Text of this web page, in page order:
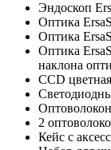
Эндоскоп
Оптика
Оптика
Оптика
наклона
CCD
2
Кейс с